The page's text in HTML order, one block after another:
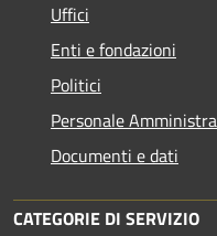
Uffici
Enti e fondazioni
Politici
Personale
Documenti e dati
CATEGORIE DI SERVIZIO